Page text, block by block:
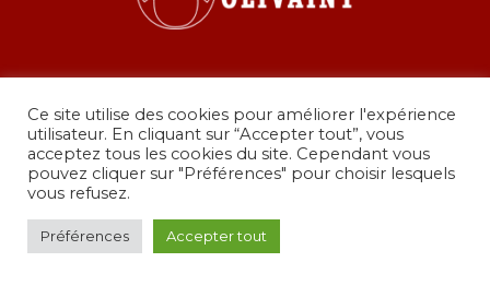
36 rue de Grenelle, 75007 Paris
presidence@conferenceolivaint.fr
© Copyright 2024 - Conférence Olivaint -
Ce site utilise des cookies pour améliorer l'expérience
utilisateur. En cliquant sur “Accepter tout”, vous
acceptez tous les cookies du site. Cependant vous
pouvez cliquer sur "Préférences" pour choisir lesquels
vous refusez.
Préférences Accepter tout